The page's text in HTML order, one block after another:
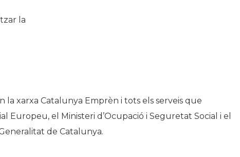
la
xarxa Catalunya Emprèn i tots els serveis que
Europeu, el Ministeri d’Ocupació i Seguretat Social i el
de Catalunya.